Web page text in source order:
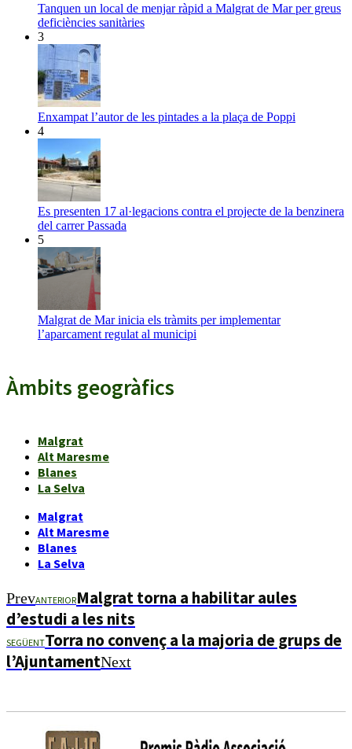
Tanquen un local de menjar ràpid a Malgrat de Mar per greus
deficiències sanitàries
3
Enxampat l’autor de les pintades a la plaça de Poppi
4
Es presenten 17 al·legacions contra el projecte de la benzinera
del carrer Passada
5
Malgrat de Mar inicia els tràmits per implementar
l’aparcament regulat al municipi
Àmbits geogràfics
Malgrat
Alt Maresme
Blanes
La Selva
Malgrat
Alt Maresme
Blanes
La Selva
PrevANTERIORMalgrat torna a habilitar aules
d’estudi a les nits
SEGÜENTTorra no convenç a la majoria de grups de
l’AjuntamentNext